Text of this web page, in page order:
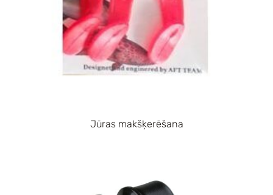
Jūras makšķerēšana